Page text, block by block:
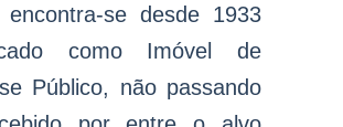
encontra-se desde 1933
como Imóvel de
Público, não passando